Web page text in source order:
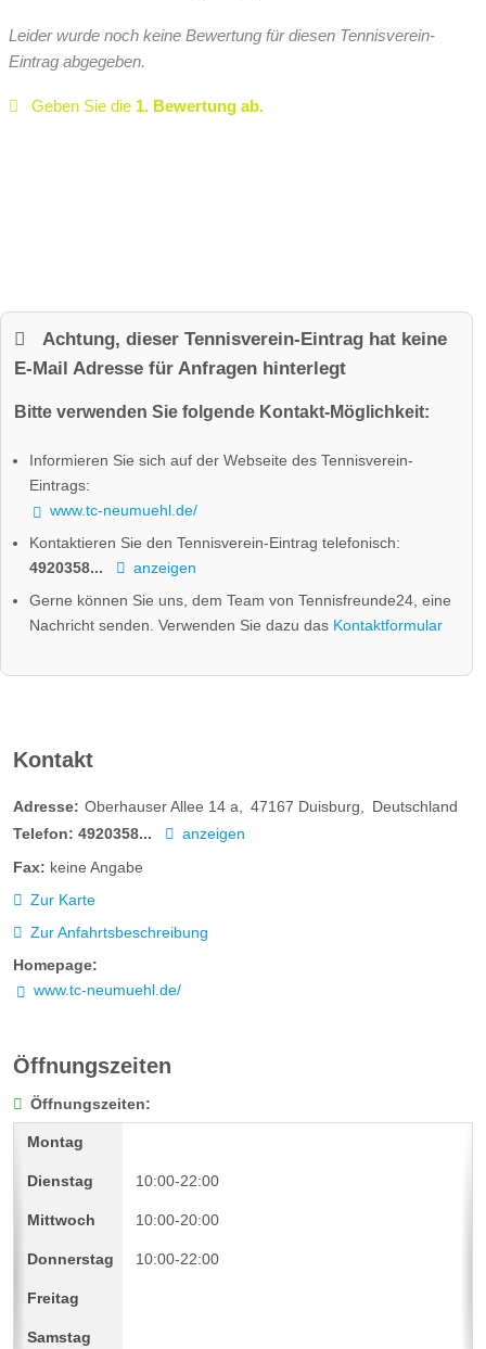
Leider wurde noch keine Bewertung für diesen Tennisverein-
Eintrag abgegeben.
Geben Sie die 1. Bewertung ab.
Achtung, dieser Tennisverein-Eintrag hat keine
E-Mail Adresse für Anfragen hinterlegt
Bitte verwenden Sie folgende Kontakt-Möglichkeit:
Informieren Sie sich auf der Webseite des Tennisverein-
Eintrags:
www.tc-neumuehl.de/
Kontaktieren Sie den Tennisverein-Eintrag telefonisch:
4920358...
anzeigen
Gerne können Sie uns, dem Team von Tennisfreunde24, eine
Nachricht senden. Verwenden Sie dazu das Kontaktformular
Kontakt
Adresse: Oberhauser Allee 14 a 47167 Duisburg
Deutschland
Telefon: 4920358...
anzeigen
Fax: keine Angabe
Zur Karte
Zur Anfahrtsbeschreibung
Homepage:
www.tc-neumuehl.de/
Öffnungszeiten
Öffnungszeiten:
10:00-22:00
10:00-20:00
10:00-22:00